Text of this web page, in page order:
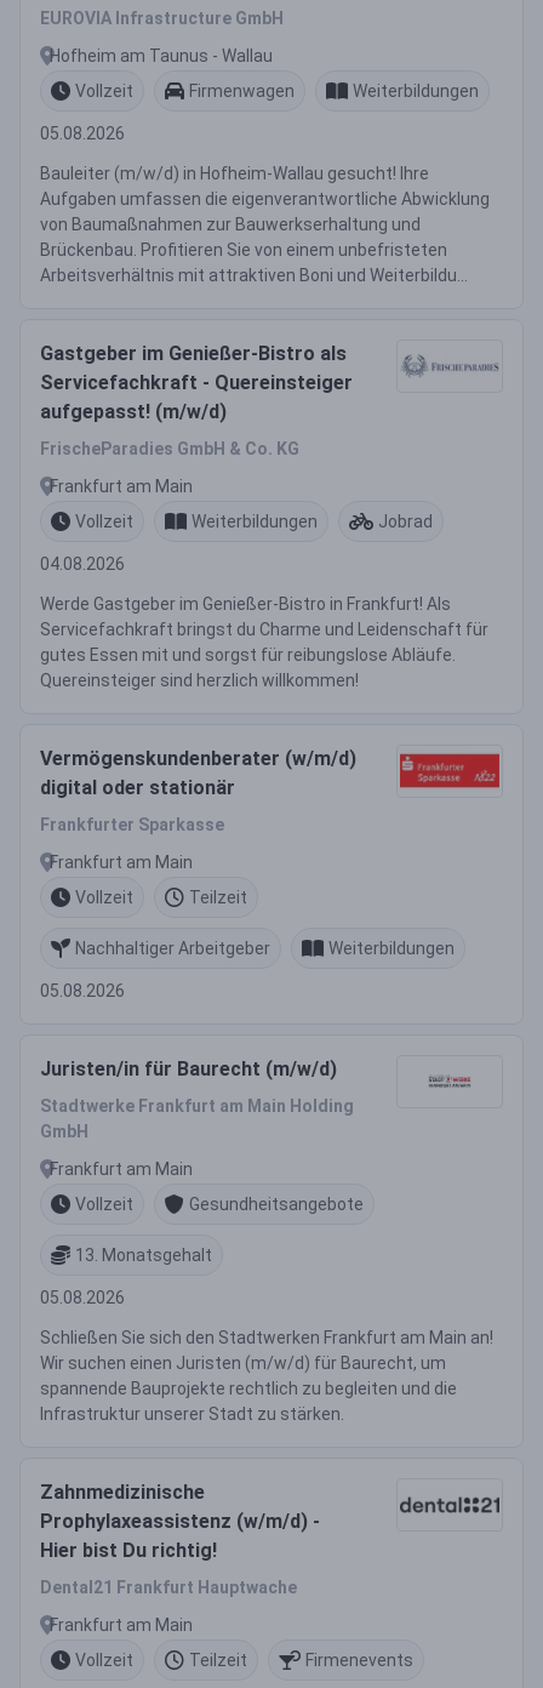
EUROVIA Infrastructure GmbH
Hofheim am Taunus - Wallau
Vollzeit
Firmenwagen Weiterbildungen
05.08.2026
Bauleiter (m/w/d) in Hofheim-Wallau gesucht! Ihre
Aufgaben umfassen die eigenverantwortliche Abwicklung
von Baumaßnahmen zur Bauwerkserhaltung und
Brückenbau. Profitieren Sie von einem unbefristeten
Arbeitsverhältnis mit attraktiven Boni und Weiterbildu...
Gastgeber im Genießer-Bistro als
Servicefachkraft - Quereinsteiger
aufgepasst! (m/w/d)
FrischeParadies GmbH & Co. KG
Frankfurt am Main
Vollzeit
Weiterbildungen Jobrad
04.08.2026
Werde Gastgeber im Genießer-Bistro in Frankfurt! Als
Servicefachkraft bringst du Charme und Leidenschaft für
gutes Essen mit und sorgst für reibungslose Abläufe.
Quereinsteiger sind herzlich willkommen!
Vermögenskundenberater (w/m/d)
digital oder stationär
Frankfurter Sparkasse
Frankfurt am Main
Vollzeit
Teilzeit
Nachhaltiger Arbeitgeber Weiterbildungen
05.08.2026
Juristen/in für Baurecht (m/w/d)
Stadtwerke Frankfurt am Main Holding
GmbH
Frankfurt am Main
Vollzeit
Gesundheitsangebote
13. Monatsgehalt
05.08.2026
Schließen Sie sich den Stadtwerken Frankfurt am Main an!
Wir suchen einen Juristen (m/w/d) für Baurecht, um
spannende Bauprojekte rechtlich zu begleiten und die
Infrastruktur unserer Stadt zu stärken.
Zahnmedizinische
Prophylaxeassistenz (w/m/d) -
Hier bist Du richtig!
Dental21 Frankfurt Hauptwache
Frankfurt am Main
Vollzeit
Teilzeit Firmenevents